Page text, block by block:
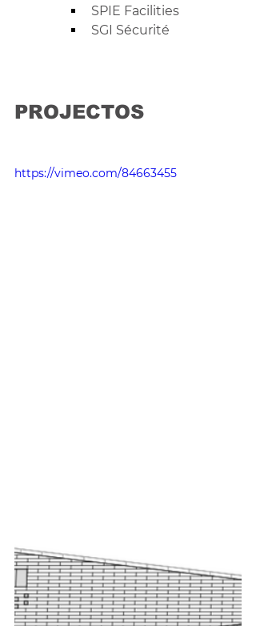
SPIE Facilities
SGI Sécurité
PROJECTOS
https://vimeo.com/84663455